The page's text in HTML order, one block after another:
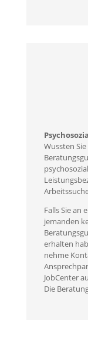
Wussten
Falls Sie an
jemanden
erhalten
nehme
JobCenter
Die